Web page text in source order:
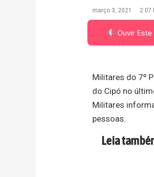
março 3, 2021 2:07
Ouvir
Militares do 7º
do Cipó no
Militares
pessoas.
Leia